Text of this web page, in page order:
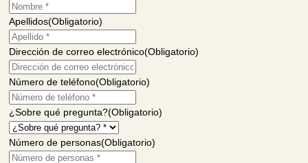
Apellidos(Obligatorio)
Dirección de correo electrónico(Obligatorio)
Número de teléfono(Obligatorio)
¿Sobre qué pregunta?(Obligatorio)
Número de personas(Obligatorio)